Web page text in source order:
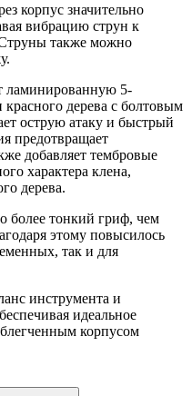
корпус значительно
вибрацию струн к
также можно
ламинированную 5-
дерева с болтовым
острую атаку и быстрый
предотвращает
добавляет тембровые
характера клена,
дерева.
тонкий гриф, чем
этому повысилось
так и для
инструмента и
идеальное
корпусом